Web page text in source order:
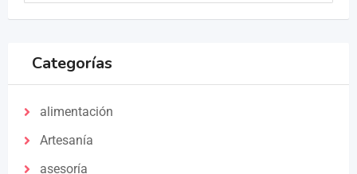
Categorías
alimentación
Artesanía
asesoría